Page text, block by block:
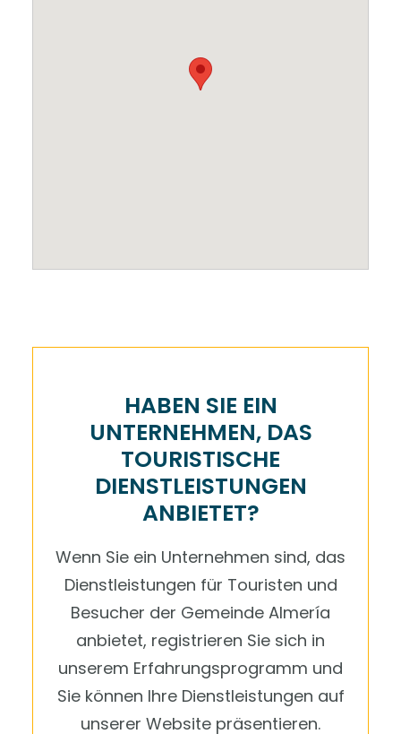
HABEN SIE EIN
UNTERNEHMEN, DAS
TOURISTISCHE
DIENSTLEISTUNGEN
ANBIETET?
Wenn Sie ein Unternehmen sind, das
Dienstleistungen für Touristen und
Besucher der Gemeinde Almería
anbietet, registrieren Sie sich in
unserem Erfahrungsprogramm und
Sie können Ihre Dienstleistungen auf
unserer Website präsentieren.